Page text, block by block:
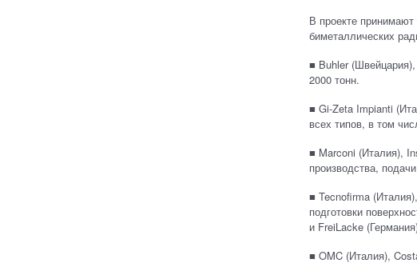
В проекте
биметаллических
■ Buhler
2000 тонн.
■ Gi-Zeta Impianti
всех типов, в том
■ Marconi (Италия),
производства,
■ Tecnofirma
подготовки
и FreiLacke
■ OMC (Италия),